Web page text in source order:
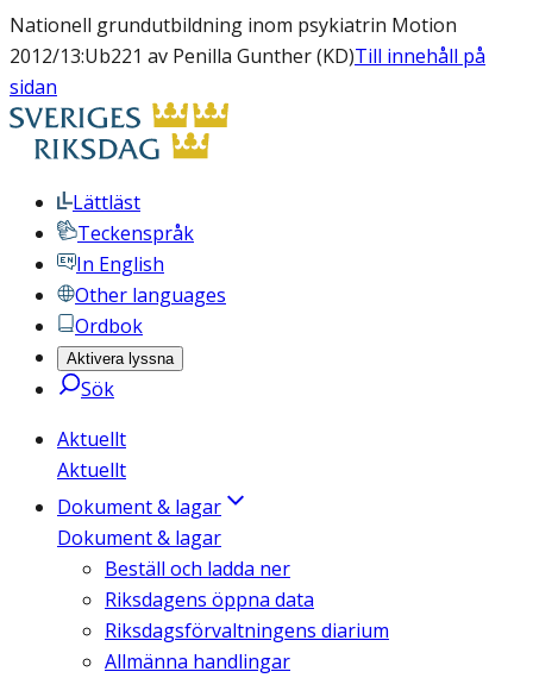
Nationell grundutbildning inom psykiatrin Motion
2012/13:Ub221 av Penilla Gunther (KD)Till innehåll på
sidan
Lättläst
Teckenspråk
In English
Other languages
Ordbok
Aktivera lyssna
Sök
Aktuellt
Aktuellt
Dokument & lagar
Dokument & lagar
Beställ och ladda ner
Riksdagens öppna data
Riksdagsförvaltningens diarium
Allmänna handlingar